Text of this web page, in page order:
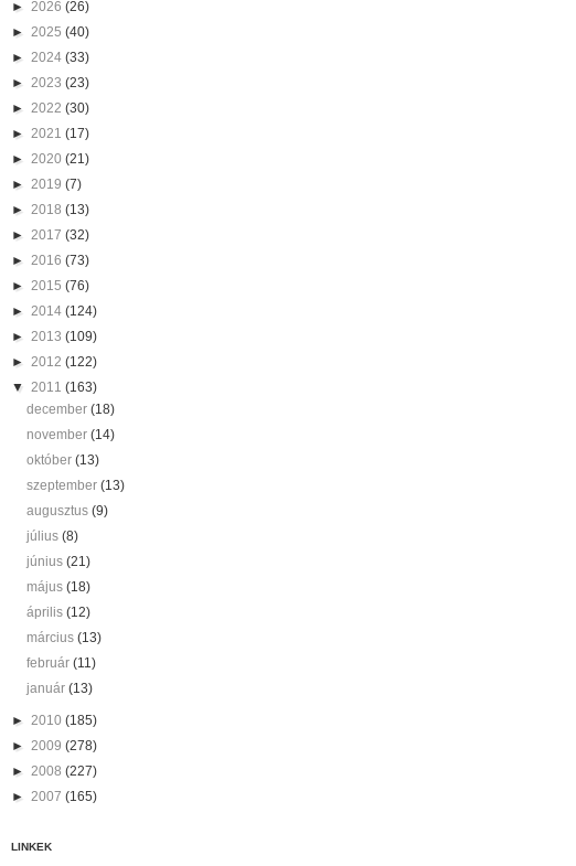
► 2026 (26)
► 2025 (40)
► 2024 (33)
► 2023 (23)
► 2022 (30)
► 2021 (17)
► 2020 (21)
► 2019 (7)
► 2018 (13)
► 2017 (32)
► 2016 (73)
► 2015 (76)
► 2014 (124)
► 2013 (109)
► 2012 (122)
▼ 2011 (163)
december(18)
november(14)
október(13)
szeptember(13)
augusztus(9)
július(8)
június(21)
május(18)
április(12)
március(13)
február(11)
január(13)
► 2010 (185)
► 2009 (278)
► 2008 (227)
► 2007 (165)
LINKEK